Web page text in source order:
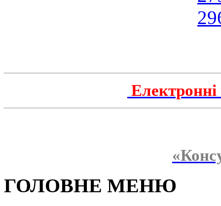
Електронні
ГОЛОВНЕ МЕНЮ